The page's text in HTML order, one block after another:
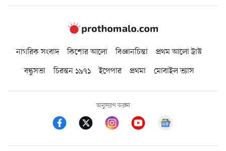
নাগরিক সংবাদ কিশোর আলো বিজ্ঞানচিন্তা
প্রথম আলো ট্রাস্ট
বন্ধুসভা
চিরন্তন ১৯৭১ ইপেপার প্রথমা মোবাইল ভ্যাস
অনুসরণ করুন